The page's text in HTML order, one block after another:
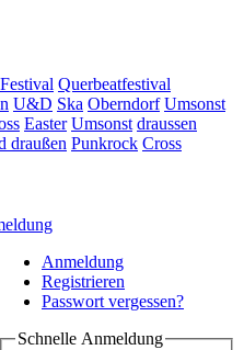
Querbeatfestival
U&D Ska Oberndorf Umsonst
Easter Umsonst draussen
draußen Punkrock Cross
Anmeldung
Registrieren
Passwort vergessen?
Schnelle Anmeldung